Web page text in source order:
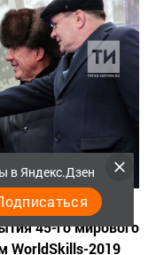
45-го мирового
WorldSkills-2019
в Яндекс.Дзен